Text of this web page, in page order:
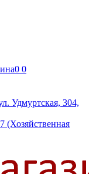
0 0
Удмуртская, 304,
(Хозяйственная